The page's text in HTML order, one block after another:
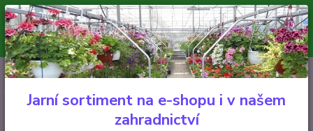
Minimální hodnota pro odeslání z e-shopu je 300 Kč.
V tuto chvíli již hlavní nápor objednávek opadl a balíček můžete čekat
nejpozději v následujícím týdnu po přijetí objednávky. Objednávky
vyřizujeme v pořadí, v jakém přišly...
CZK
+420 602 223 614 0ks
za0 Kč
Jarní sortiment na e-shopu i v našem
zahradnictví